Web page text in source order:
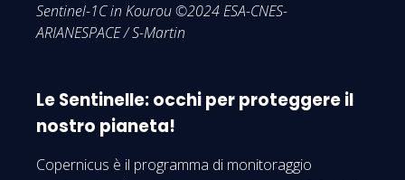
Sentinel-1C in Kourou ©2024 ESA-CNES-
ARIANESPACE / S-Martin
Le Sentinelle: occhi per proteggere il
nostro pianeta!
Copernicus è il programma di monitoraggio